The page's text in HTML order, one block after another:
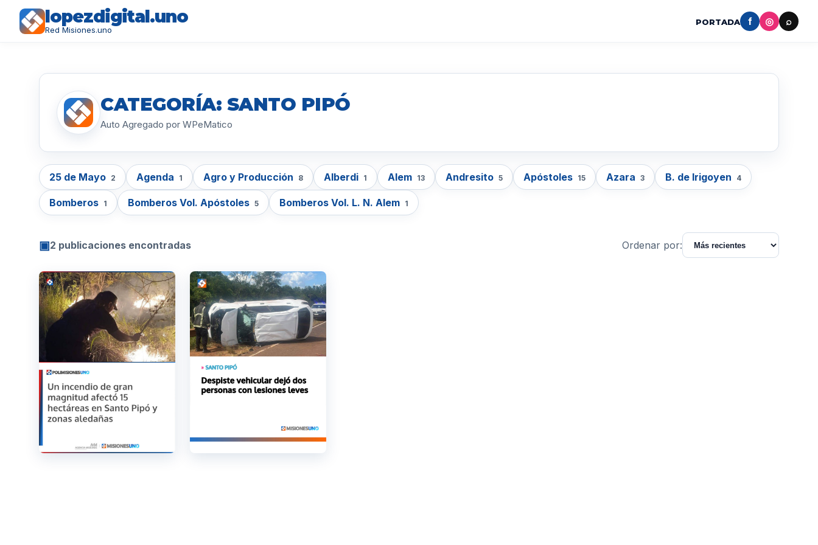
lopezdigital.uno
Red Misiones.uno
PORTADA f ◎ ⌕
CATEGORÍA: SANTO PIPÓ
Auto Agregado por WPeMatico
25 de Mayo 2 Agenda 1 Agro y Producción 8 Alberdi 1 Alem 13 Andresito 5 Apóstoles 15 Azara 3 B. de Irigoyen 4
Bomberos 1 Bomberos Vol. Apóstoles 5 Bomberos Vol. L. N. Alem 1
▣2 publicaciones encontradas Ordenar por: